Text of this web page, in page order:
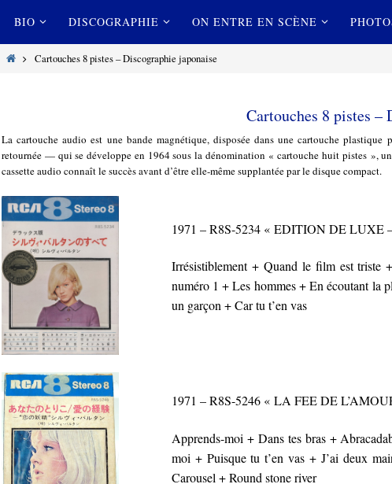
vers
le
vers
le
contenu
BIO DISCOGRAPHIE ON ENTRE EN SCÈNE
HomeCartouches 8 pistes – Discographie japonaise
Cartouches 8 pistes –
La cartouche audio est une bande magnétique, disposée dans une cartouche
retournée — qui se développe en 1964 sous la dénomination « cartouche huit pistes »,
cassette audio connaît le succès avant d’être elle-même supplantée par le disque compact.
1971 – R8S-5234 « EDITION DE
Irrésistiblement + Quand le film est triste
numéro 1 + Les hommes + En écoutant la
un garçon + Car tu t’en vas
1971 – R8S-5246 « LA FEE DE
Apprends-moi + Dans tes bras +
moi + Puisque tu t’en vas + J’ai deux
Carousel + Round stone river